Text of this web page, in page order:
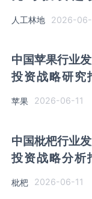
（2026-2033
人工林地 2026-06-
中国苹果行业
投资战略研究
2033年）
苹果 2026-06-11
中国枇杷行业
投资战略分析
枇杷 2026-06-11